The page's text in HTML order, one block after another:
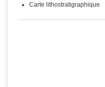
Carte lithostratigraphique